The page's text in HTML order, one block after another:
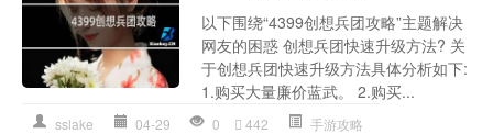
以下围绕“4399创想兵团攻略”主题解决
网友的困惑 创想兵团快速升级方法? 关
于创想兵团快速升级方法具体分析如下:
1.购买大量廉价蓝武。 2.购买...
sslake 04-29 0 442 手游攻略